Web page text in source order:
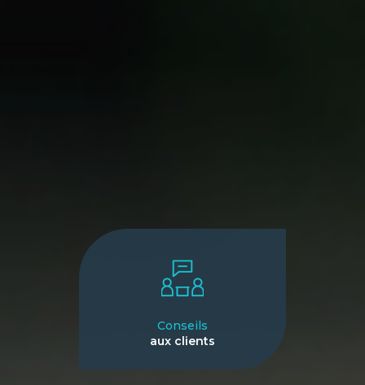
Conseils
aux clients